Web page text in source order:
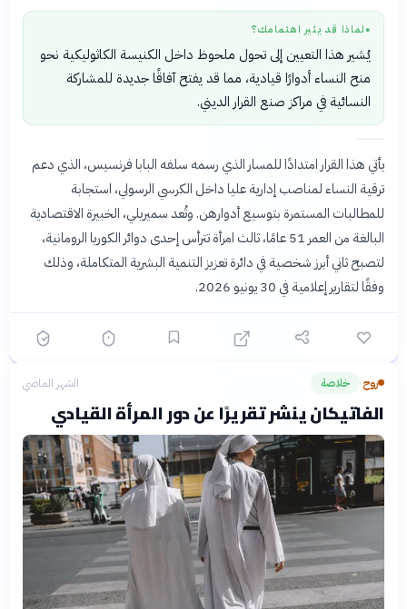
● لماذا قد يثير اهتمامك؟
يُشير هذا التعيين إلى تحول ملحوظ داخل الكنيسة الكاثوليكية نحو
منح النساء أدوارًا قيادية، مما قد يفتح آفاقًا جديدة للمشاركة
النسائية في مراكز صنع القرار الديني.
يأتي هذا القرار امتدادًا للمسار الذي رسمه سلفه البابا فرنسيس، الذي دعم
ترقية النساء لمناصب إدارية عليا داخل الكرسي الرسولي، استجابة
للمطالبات المستمرة بتوسيع أدوارهن. وتُعد سميريلي، الخبيرة الاقتصادية
البالغة من العمر 51 عامًا، ثالث امرأة تترأس إحدى دوائر الكوريا الرومانية،
لتصبح ثاني أبرز شخصية في دائرة تعزيز التنمية البشرية المتكاملة، وذلك
وفقًا لتقارير إعلامية في 30 يونيو 2026.
روح› خلاصة الشهر الماضي
الفاتيكان ينشر تقريرًا عن دور المرأة القيادي